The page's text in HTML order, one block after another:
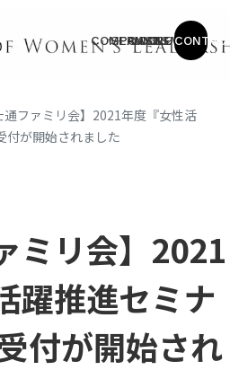
COMPANY
SERVICE
CASES
COLUMN
NEWS
通ファミリ会】2021年度『女性活
付が開始されました
ミリ会】2021
躍推進セミナ
付が開始され